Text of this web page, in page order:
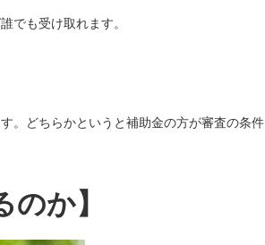
でも受け取れます。
。どちらかというと補助金の方が審査の条件
か】